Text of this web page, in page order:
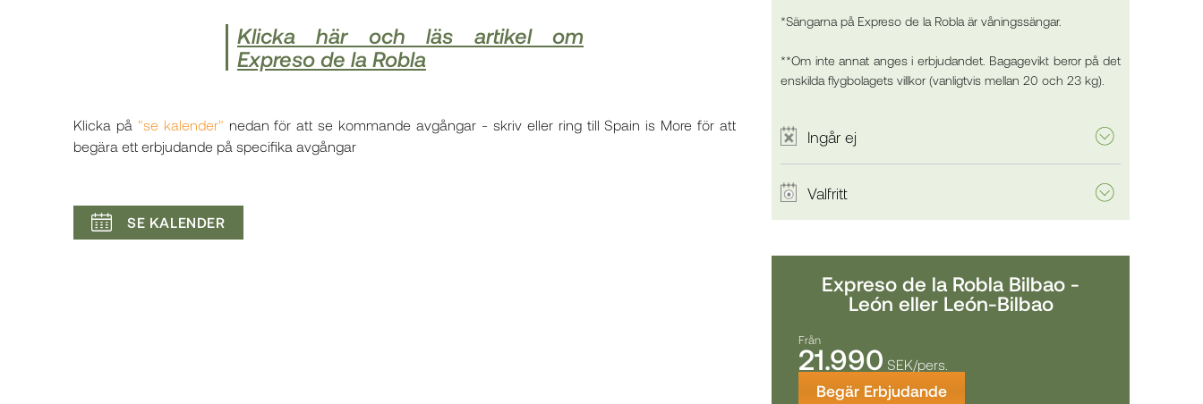
Klicka här och läs artikel om
Expreso de la Robla
Klicka på "se kalender" nedan för att se kommande avgångar - skriv eller ring till Spain is More för att
begära ett erbjudande på specifika avgångar
SE KALENDER
*Sängarna på Expreso de la Robla är våningssängar.
**Om inte annat anges i erbjudandet. Bagagevikt beror på det
enskilda flygbolagets villkor (vanligtvis mellan 20 och 23 kg).
Ingår ej
Valfritt
Expreso de la Robla Bilbao -
León eller León-Bilbao
Från
21.990 SEK/pers.
Begär Erbjudande